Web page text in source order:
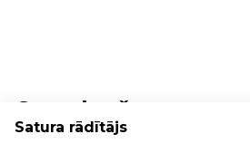
Cenu karš
Satura rādītājs